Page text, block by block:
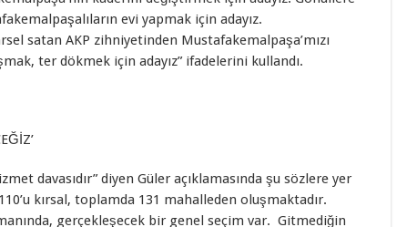
evi yapmak için adayız.
satan AKP zihniyetinden Mustafakemalpaşa’mızı
ter dökmek için adayız” ifadelerini kullandı.
davasıdır” diyen Güler açıklamasında şu sözlere yer
kırsal, toplamda 131 mahalleden oluşmaktadır.
gerçekleşecek bir genel seçim var. Gitmediğin